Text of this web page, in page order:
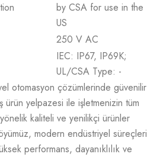
by CSA for use in the
US
250 V AC
IEC: IP67, IP69K;
UL/CSA Type: -
otomasyon çözümlerinde güvenilir
ürün yelpazesi ile işletmenizin tüm
yönelik kaliteli ve yenilikçi ürünler
modern endüstriyel süreçleri
performans, dayanıklılık ve